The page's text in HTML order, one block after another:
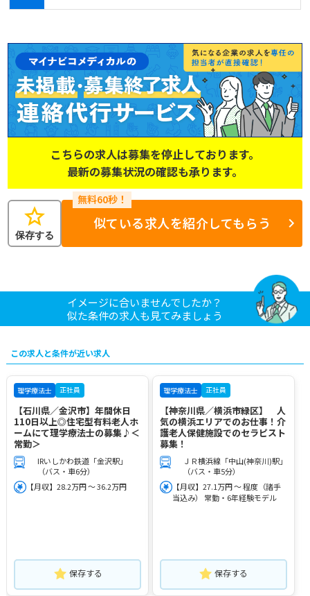
こちらの求人は募集を停止しております。
最新の募集状況の確認も承ります。
star
保存する
似ている求人を紹介してもらう
イメージに合いませんでしたか？
似た条件の求人も見てみましょう
この求人と条件が近い求人
理学療法士 正社員
【石川県／金沢市】年間休日
110日以上◎住宅型有料老人ホ
ームにて理学療法士の募集♪＜
常勤＞
IRいしかわ鉄道「金沢駅」
（バス・車6分）
【月収】28.2万円 ～ 36.2万円
保存する
理学療法士 正社員
【神奈川県／横浜市緑区】 人
気の横浜エリアでのお仕事！介
護老人保健施設でのセラピスト
募集！
ＪＲ横浜線「中山(神奈川)駅」
（バス・車5分）
【月収】27.1万円 ～ 程度（諸手
当込み） 常勤・6年経験モデル
保存する